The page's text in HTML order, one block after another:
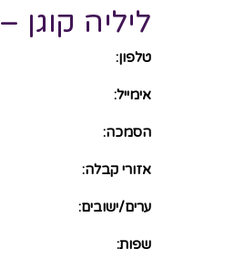
ליליה קוגן – Lilia Kogan
טלפון:
אימייל:
הסמכה:
אזורי קבלה:
ערים/ישובים:
שפות: